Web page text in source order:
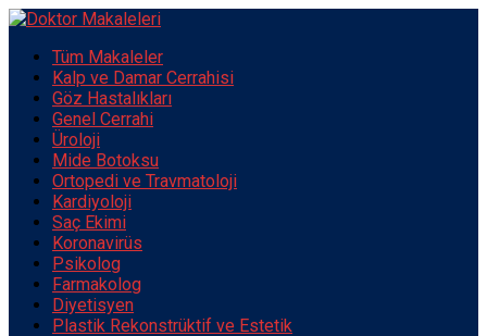
Tüm Makaleler
Kalp ve Damar Cerrahisi
Göz Hastalıkları
Genel Cerrahi
Üroloji
Mide Botoksu
Ortopedi ve Travmatoloji
Kardiyoloji
Saç Ekimi
Koronavirüs
Psikolog
Farmakolog
Diyetisyen
Plastik Rekonstrüktif ve Estetik